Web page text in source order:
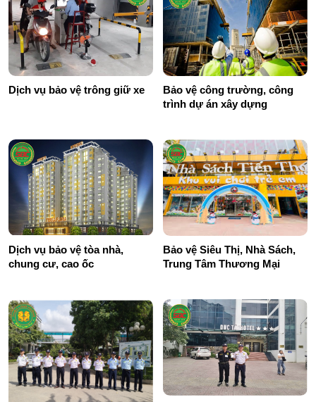
Dịch vụ bảo vệ trông giữ xe
Bảo vệ công trường, công
trình dự án xây dựng
Dịch vụ bảo vệ tòa nhà,
chung cư, cao ốc
Bảo vệ Siêu Thị, Nhà Sách,
Trung Tâm Thương Mại